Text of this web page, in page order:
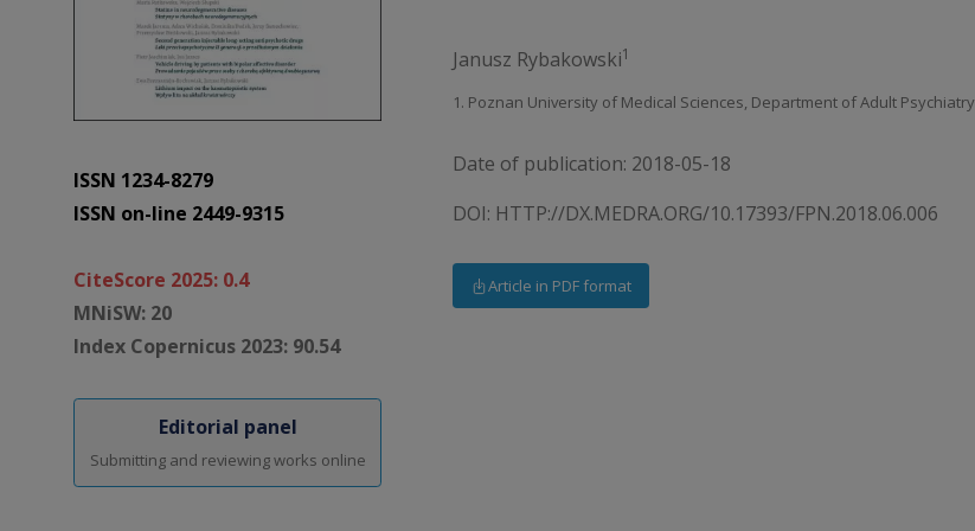
ISSN 1234-8279
ISSN on-line 2449-9315
CiteScore 2025: 0.4
MNiSW: 20
Index Copernicus 2023: 90.54
Editorial panel
Submitting and reviewing works online
Janusz Rybakowski1
1. Poznan University of Medical Sciences, Department of Adult Psychiatry
Date of publication: 2018-05-18
DOI: HTTP://DX.MEDRA.ORG/10.17393/FPN.2018.06.006
Article in PDF format